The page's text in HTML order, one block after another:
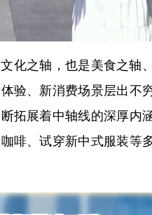
之轴，也是美食之轴、
验、新消费场景层出不
拓展着中轴线的深厚内
啡、试穿新中式服装等